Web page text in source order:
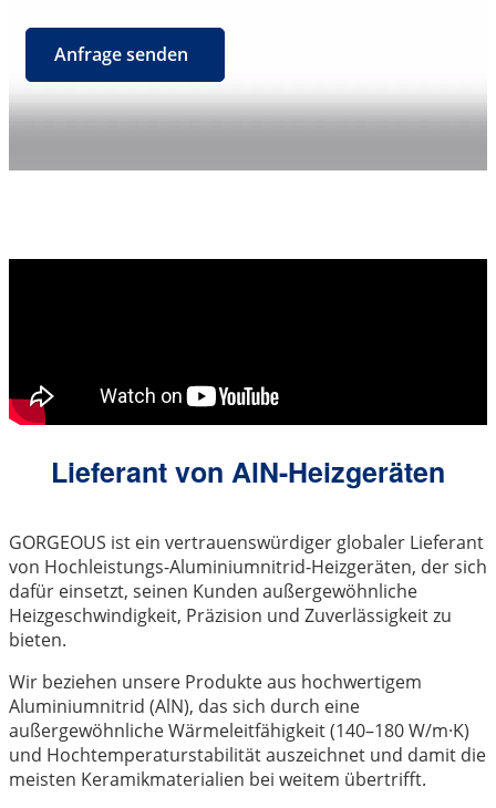
Anfrage senden
Lieferant von AlN-Heizgeräten
GORGEOUS ist ein vertrauenswürdiger globaler Lieferant
von Hochleistungs-Aluminiumnitrid-Heizgeräten, der sich
dafür einsetzt, seinen Kunden außergewöhnliche
Heizgeschwindigkeit, Präzision und Zuverlässigkeit zu
bieten.
Wir beziehen unsere Produkte aus hochwertigem
Aluminiumnitrid (AlN), das sich durch eine
außergewöhnliche Wärmeleitfähigkeit (140–180 W/m·K)
und Hochtemperaturstabilität auszeichnet und damit die
meisten Keramikmaterialien bei weitem übertrifft.